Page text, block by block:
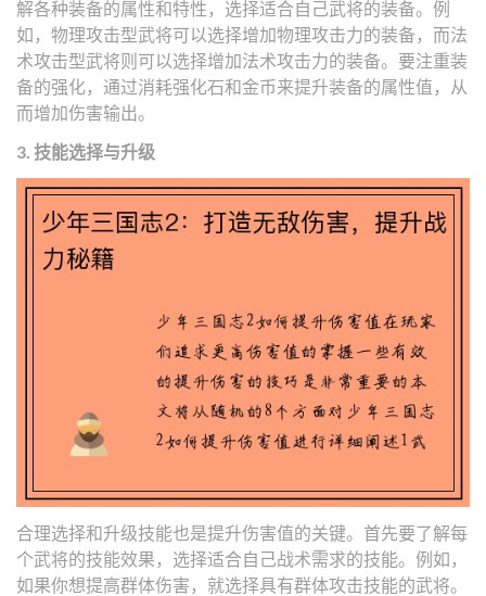
解各种装备的属性和特性，选择适合自己武将的装备。例
如，物理攻击型武将可以选择增加物理攻击力的装备，而法
术攻击型武将则可以选择增加法术攻击力的装备。要注重装
备的强化，通过消耗强化石和金币来提升装备的属性值，从
而增加伤害输出。
3. 技能选择与升级
合理选择和升级技能也是提升伤害值的关键。首先要了解每
个武将的技能效果，选择适合自己战术需求的技能。例如，
如果你想提高群体伤害，就选择具有群体攻击技能的武将。